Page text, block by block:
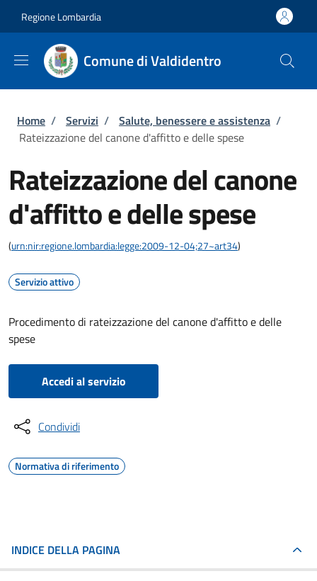
Regione Lombardia
Comune di Valdidentro
Briciole di pane
Home / Servizi / Salute, benessere e assistenza /
Rateizzazione del canone d'affitto e delle spese
Rateizzazione del canone
d'affitto e delle spese
(urn:nir:regione.lombardia:legge:2009-12-04;27~art34)
Servizio attivo
Procedimento di rateizzazione del canone d'affitto e delle
spese
Accedi al servizio
Condividi
Normativa di riferimento
INDICE DELLA PAGINA